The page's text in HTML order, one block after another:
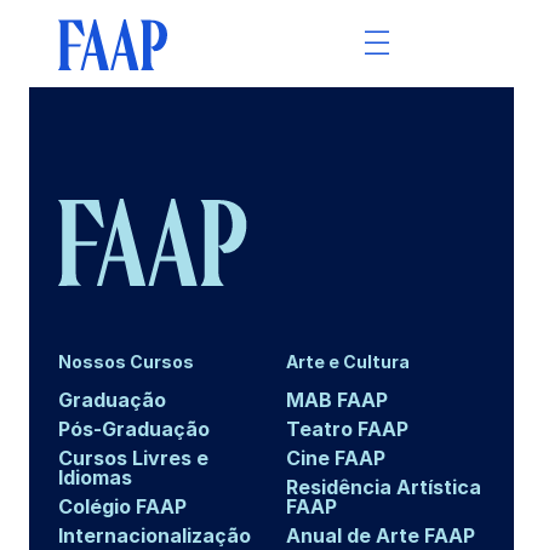
Nossos Cursos
Graduação
Pós-Graduação
Cursos Livres e
Idiomas
Colégio FAAP
Internacionalização
Arte e Cultura
MAB FAAP
Teatro FAAP
Cine FAAP
Residência Artística
FAAP
Anual de Arte FAAP